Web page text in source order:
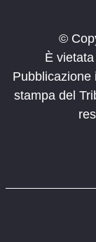
©
È
Pubblicazione
stampa del